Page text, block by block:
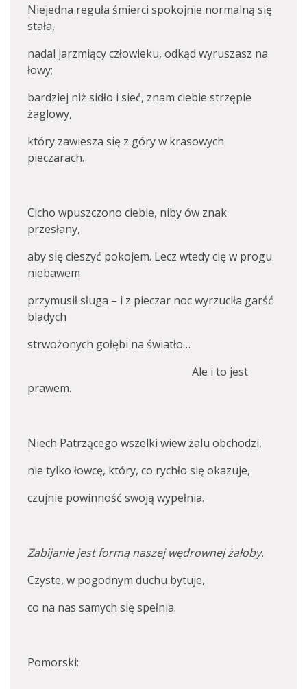
Niejedna reguła śmierci spokojnie normalną się
stała,
nadal jarzmiący człowieku, odkąd wyruszasz na
łowy;
bardziej niż sidło i sieć, znam ciebie strzępie
żaglowy,
który zawiesza się z góry w krasowych
pieczarach.
Cicho wpuszczono ciebie, niby ów znak
przesłany,
aby się cieszyć pokojem. Lecz wtedy cię w progu
niebawem
przymusił sługa – i z pieczar noc wyrzuciła garść
bladych
strwożonych gołębi na światło…
Ale i to jest
prawem.
Niech Patrzącego wszelki wiew żalu obchodzi,
nie tylko łowcę, który, co rychło się okazuje,
czujnie powinność swoją wypełnia.
Zabijanie jest formą naszej wędrownej żałoby.
Czyste, w pogodnym duchu bytuje,
co na nas samych się spełnia.
Pomorski: